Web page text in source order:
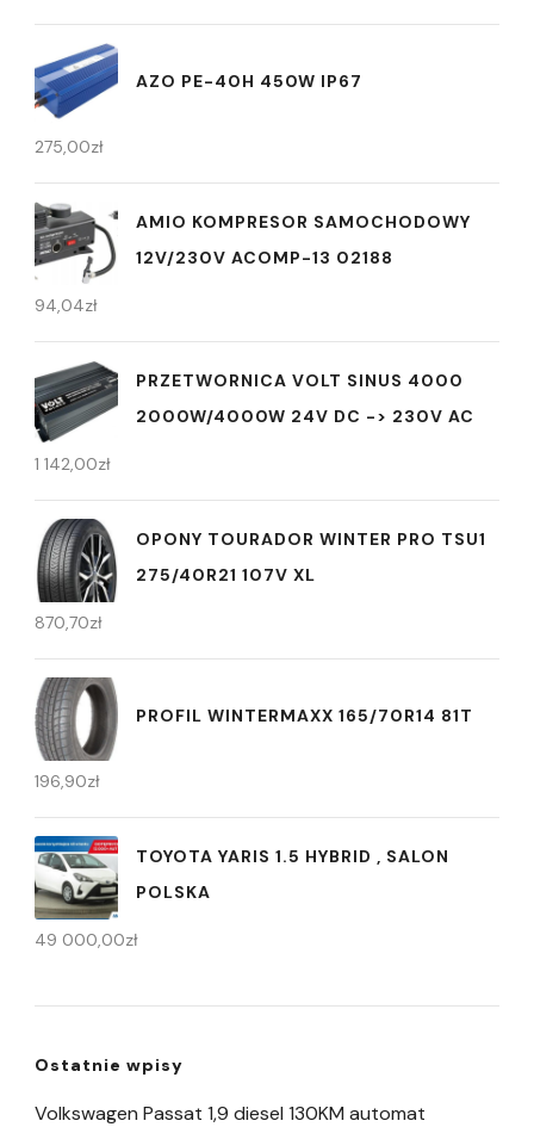
AZO PE-40H 450W IP67
275,00zł
AMIO KOMPRESOR SAMOCHODOWY
12V/230V ACOMP-13 02188
94,04zł
PRZETWORNICA VOLT SINUS 4000
2000W/4000W 24V DC -> 230V AC
1 142,00zł
OPONY TOURADOR WINTER PRO TSU1
275/40R21 107V XL
870,70zł
PROFIL WINTERMAXX 165/70R14 81T
196,90zł
TOYOTA YARIS 1.5 HYBRID , SALON
POLSKA
49 000,00zł
Ostatnie wpisy
Volkswagen Passat 1,9 diesel 130KM automat